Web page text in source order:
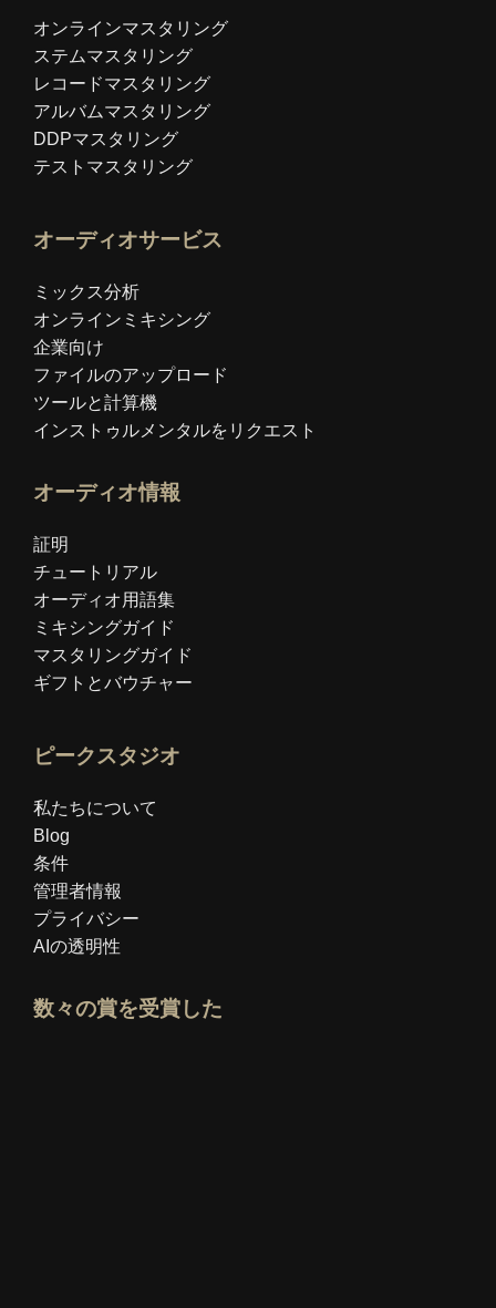
オンラインマスタリング
ステムマスタリング
レコードマスタリング
アルバムマスタリング
DDPマスタリング
テストマスタリング
オーディオサービス
ミックス分析
オンラインミキシング
企業向け
ファイルのアップロード
ツールと計算機
インストゥルメンタルをリクエスト
オーディオ情報
証明
チュートリアル
オーディオ用語集
ミキシングガイド
マスタリングガイド
ギフトとバウチャー
ピークスタジオ
私たちについて
Blog
条件
管理者情報
プライバシー
AIの透明性
数々の賞を受賞した